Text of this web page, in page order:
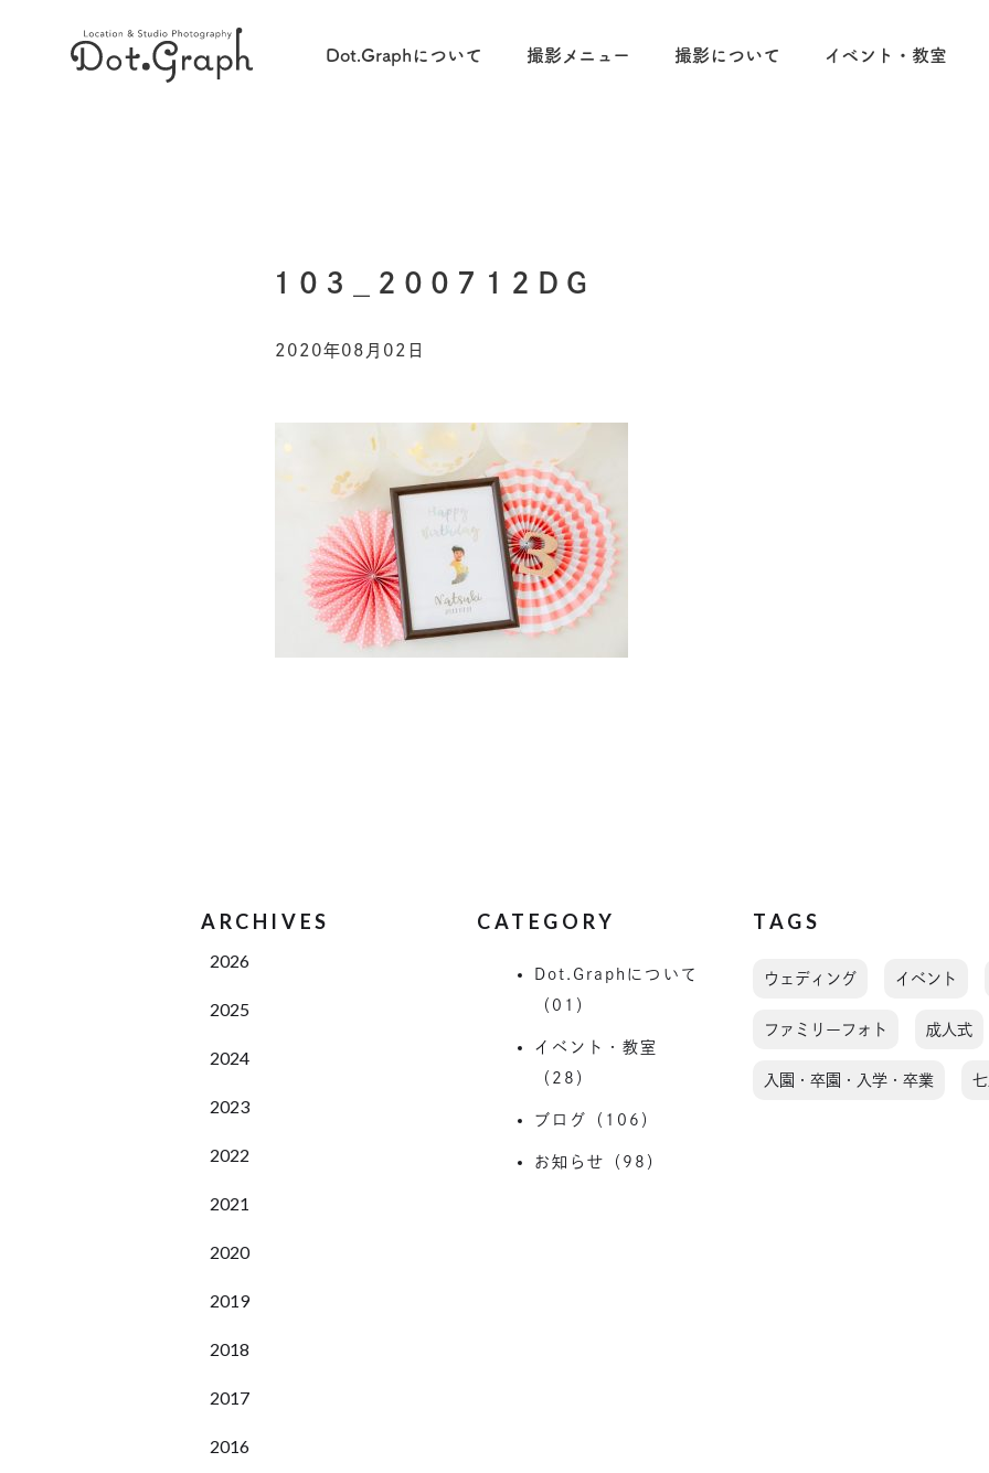
Dot.Graphについて 撮影メニュー 撮影について イベント・教室
103_200712DG
2020年08月02日
ARCHIVES
2026
2025
2024
2023
2022
2021
2020
2019
2018
2017
2016
CATEGORY
Dot.Graphについて
（01）
イベント・教室
（28）
ブログ（106）
お知らせ（98）
TAGS
ウェディング イベント
ファミリーフォト 成人式
入園・卒園・入学・卒業